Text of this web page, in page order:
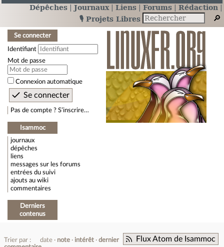
Dépêches Journaux Liens Forums
Rédaction
🎙️ Projets Libres
Se connecter
Identifiant
Mot de passe
Connexion automatique
Pas de compte ? S’inscrire…
Isammoc
journaux
dépêches
liens
messages sur les forums
entrées du suivi
ajouts au wiki
commentaires
Derniers
contenus
Flux Atom de Isammoc
Trier par : date note intérêt
dernier